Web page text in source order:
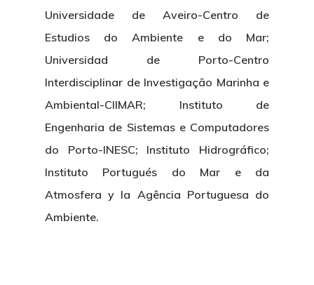
Universidade de Aveiro-Centro de
Estudios do Ambiente e do Mar;
Universidad de Porto-Centro
Interdisciplinar de Investigação Marinha e
Ambiental-CIIMAR; Instituto de
Engenharia de Sistemas e Computadores
do Porto-INESC; Instituto Hidrográfico;
Instituto Portugués do Mar e da
Atmosfera y la Agência Portuguesa do
Ambiente.
Nosotros
Organización
Novedades